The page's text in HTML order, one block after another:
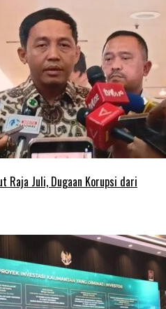
Raja Juli, Dugaan Korupsi dari